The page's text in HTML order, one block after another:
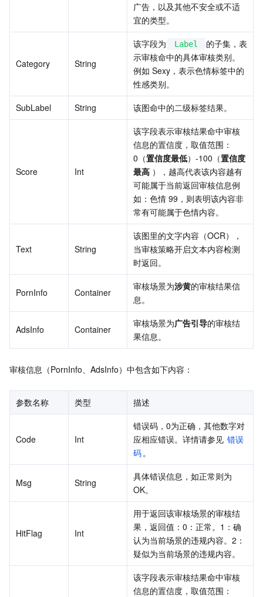
广告，以及其他不安全或不适
宜的类型。
Category String
该字段为 Label
的子集，表
示审核命中的具体审核类别。
例如 Sexy，表示色情标签中的
性感类别。
SubLabel
String 该图命中的二级标签结果。
Score Int
该字段表示审核结果命中审核
信息的置信度，取值范围：
0（置信度最低）-100（置信度
最高 ），越高代表该内容越有
可能属于当前返回审核信息例
如：色情 99，则表明该内容非
常有可能属于色情内容。
Text String
该图里的文字内容（OCR），
当审核策略开启文本内容检测
时返回。
PornInfo Container
审核场景为涉黄的审核结果信
息。
AdsInfo Container
审核场景为广告引导的审核结
果信息。
审核信息（PornInfo、AdsInfo）中包含如下内容：
参数名称 类型 描述
Code Int
错误码，0为正确，其他数字对
应相应错误。详情请参见 错误
码。
Msg String
具体错误信息，如正常则为
OK。
HitFlag Int
用于返回该审核场景的审核结
果，返回值：0：正常。1：确
认为当前场景的违规内容。2：
疑似为当前场景的违规内容。
该字段表示审核结果命中审核
信息的置信度，取值范围：